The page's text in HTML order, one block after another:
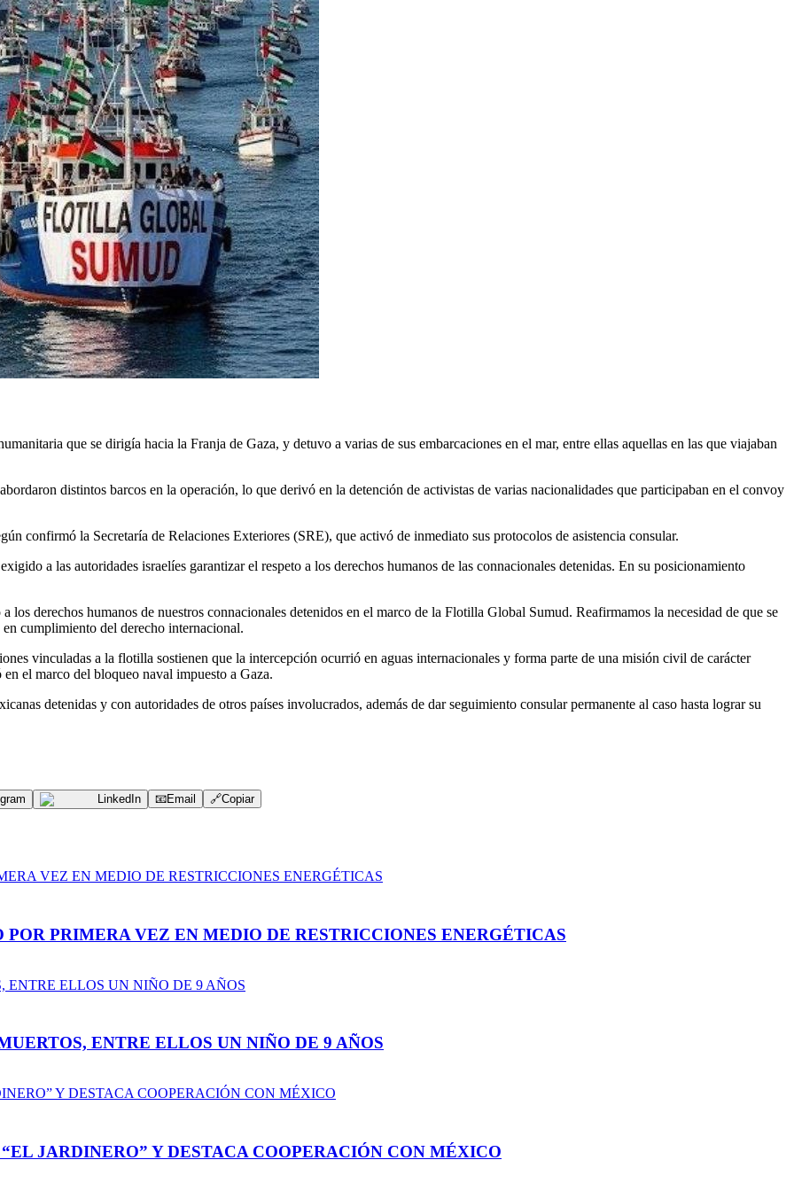
que se dirigía hacia la Franja de Gaza, y detuvo a varias de sus embarcaciones en el mar, entre ellas aquellas en las que viajaban
distintos barcos en la operación, lo que derivó en la detención de activistas de varias nacionalidades que participaban en el convoy
confirmó la Secretaría de Relaciones Exteriores (SRE), que activó de inmediato sus protocolos de asistencia consular.
a las autoridades israelíes garantizar el respeto a los derechos humanos de las connacionales detenidas. En su posicionamiento
los derechos humanos de nuestros connacionales detenidos en el marco de la Flotilla Global Sumud. Reafirmamos la necesidad de que se
cumplimiento del derecho internacional.
vinculadas a la flotilla sostienen que la intercepción ocurrió en aguas internacionales y forma parte de una misión civil de carácter
el marco del bloqueo naval impuesto a Gaza.
detenidas y con autoridades de otros países involucrados, además de dar seguimiento consular permanente al caso hasta lograr su
LinkedIn 📧Email 🔗Copiar
PRIMERA VEZ EN MEDIO DE RESTRICCIONES ENERGÉTICAS
ENTRE ELLOS UN NIÑO DE 9 AÑOS
JARDINERO” Y DESTACA COOPERACIÓN CON MÉXICO